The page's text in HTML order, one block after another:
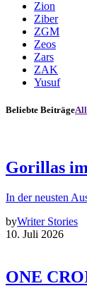
Zion
Ziber
ZGM
Zeos
Zars
ZAK
Yusuf
Beliebte Beiträge
Gorillas
In der neusten
byWriter Stories
10. Juli 2026
ONE